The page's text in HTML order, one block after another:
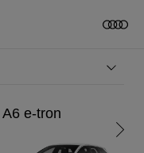
A6 e-tron